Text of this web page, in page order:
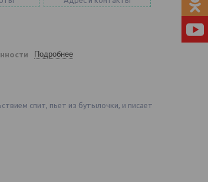
Подробнее
спит, пьет из бутылочки, и писает